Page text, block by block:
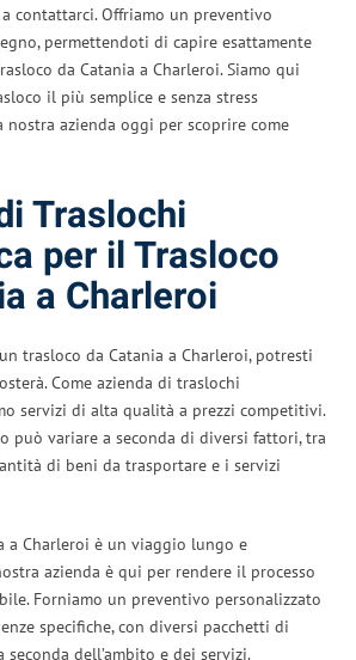
contattarci. Offriamo un preventivo
permettendoti di capire esattamente
da Catania a Charleroi. Siamo qui
il più semplice e senza stress
nostra azienda oggi per scoprire come
Traslochi
per il Trasloco
a Charleroi
trasloco da Catania a Charleroi, potresti
Come azienda di traslochi
servizi di alta qualità a prezzi competitivi.
può variare a seconda di diversi fattori, tra
di beni da trasportare e i servizi
a Charleroi è un viaggio lungo e
azienda è qui per rendere il processo
Forniamo un preventivo personalizzato
specifiche, con diversi pacchetti di
dell’ambito e dei servizi.